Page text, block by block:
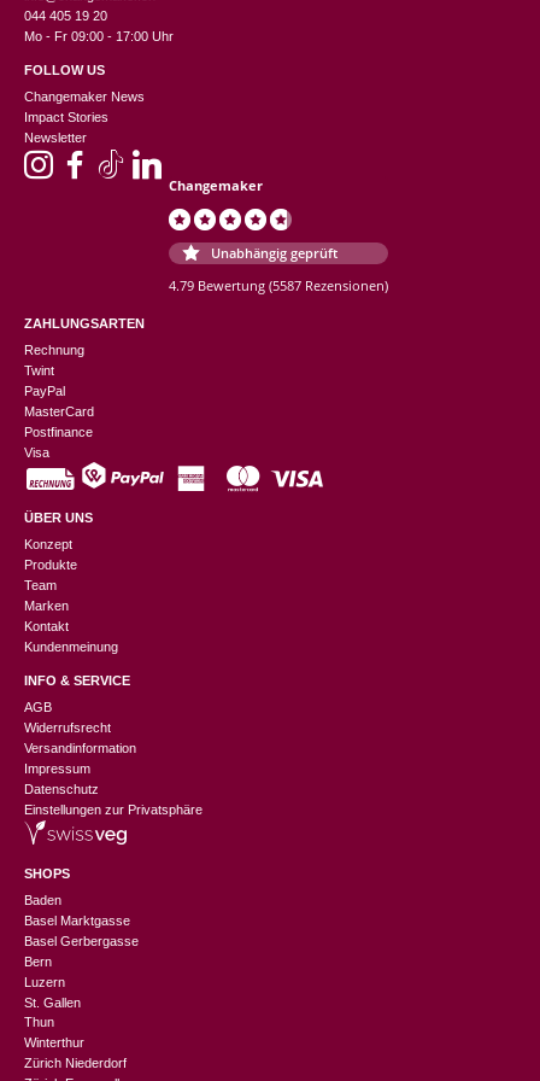
044 405 19 20
Mo - Fr 09:00 - 17:00 Uhr
FOLLOW US
Changemaker News
Impact Stories
Newsletter
Changemaker
Unabhängig geprüft
4.79 Bewertung (5587 Rezensionen)
ZAHLUNGSARTEN
Rechnung
Twint
PayPal
MasterCard
Postfinance
Visa
ÜBER UNS
Konzept
Produkte
Team
Marken
Kontakt
Kundenmeinung
INFO & SERVICE
AGB
Widerrufsrecht
Versandinformation
Impressum
Datenschutz
Einstellungen zur Privatsphäre
SHOPS
Baden
Basel Marktgasse
Basel Gerbergasse
Bern
Luzern
St. Gallen
Thun
Winterthur
Zürich Niederdorf